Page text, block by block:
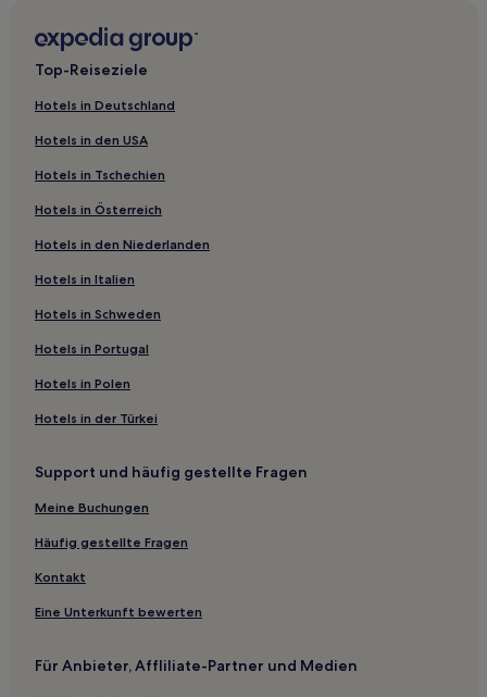
5-Sterne-Hotels in Strand von Pepino
3-Sterne-Hotels in Jacarepaguá
2-Sterne-Hotels in Vidigal
2-Sterne-Hotels in Rua Farme de Amoedo
2-Sterne-Hotels in Laranjeiras
5-Sterne-Hotels in Copacabana
Hostels in Praia do Leblon
Gasthäuser in Praia do Flamengo
Ferienwohnungen in Ökologischer Park Marapendi
Pousadas in Piratininga Strand
Gasthäuser in Bundesstaat Rio de Janeiro
Pousadas in Bundesstaat Rio de Janeiro
Hostels in Leme
Hostels in Niterói
Pousadas in Rio de Janeiro
Gasthäuser in Rio de Janeiro
Aparthotels in Rio de Janeiro
Aparthotels in Tijuca-See
Top-Reiseziele
Hotels in Deutschland
Hotels in den USA
Hotels in Tschechien
Hotels in Österreich
Hotels in den Niederlanden
Hotels in Italien
Hotels in Schweden
Hotels in Portugal
Hotels in Polen
Hotels in der Türkei
Support und häufig gestellte Fragen
Meine Buchungen
Häufig gestellte Fragen
Kontakt
Eine Unterkunft bewerten
Für Anbieter, Affliliate-Partner und Medien